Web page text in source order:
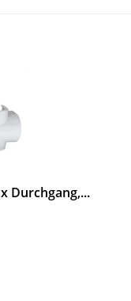
Durchgang,...